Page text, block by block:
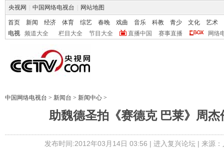
央视网 中国网络电视台 网站地图
首页 新闻 经济 体育 综艺 春晚 戏曲 音乐 科教 青少 文化
艺术
电视
频道大全 栏目大全 节目大全 直播中国 赛事直播 网络
中国网络电视台 > 新闻台 > 新闻中心 >
助魏德圣拍《赛德克 巴莱》周杰
发布时间:2012年03月14日 03:56 | 进入复兴论坛| 来源